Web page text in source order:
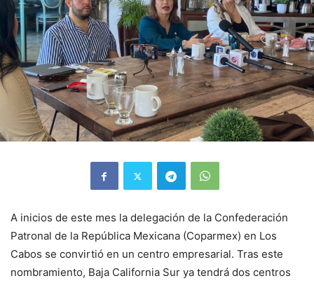
A inicios de este mes la delegación de la Confederación
Patronal de la República Mexicana (Coparmex) en Los
Cabos se convirtió en un centro empresarial. Tras este
nombramiento, Baja California Sur ya tendrá dos centros